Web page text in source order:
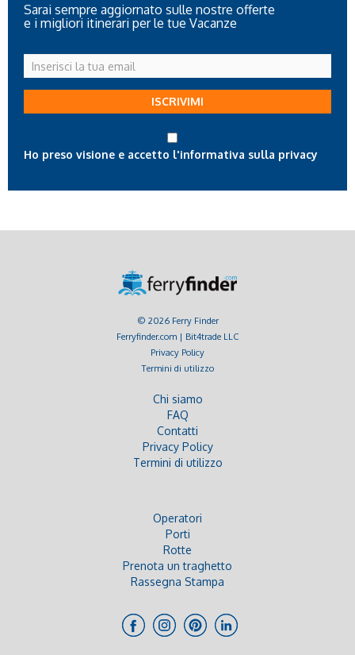
Sarai sempre aggiornato sulle nostre offerte
e i migliori itinerari per le tue Vacanze
Inserisci
la
tua
ISCRIVIMI
Ho preso visione e accetto l'informativa sulla privacy
© 2026 Ferry Finder
Ferryfinder.com | Bit4trade LLC
Privacy Policy
Termini di utilizzo
Chi siamo
FAQ
Contatti
Privacy Policy
Termini di utilizzo
Operatori
Porti
Rotte
Prenota un traghetto
Rassegna Stampa